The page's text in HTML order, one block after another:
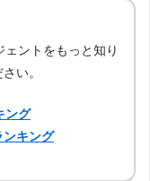
ントをもっと知り
い。
ング
ンキング